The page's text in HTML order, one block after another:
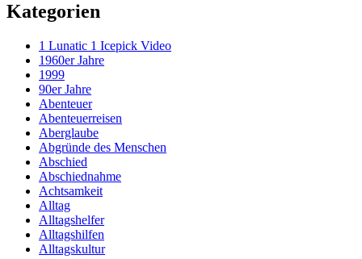
Kategorien
1 Lunatic 1 Icepick Video
1960er Jahre
1999
90er Jahre
Abenteuer
Abenteuerreisen
Aberglaube
Abgründe des Menschen
Abschied
Abschiednahme
Achtsamkeit
Alltag
Alltagshelfer
Alltagshilfen
Alltagskultur